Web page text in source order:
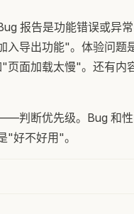
报告是功能错误或异
导出功能"。体验问题
面加载太慢"。还有内
判断优先级。Bug 和
"好不好用"。